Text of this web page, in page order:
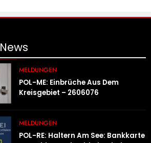
News
MELDUNGEN
POL-ME: Einbrüche Aus Dem
Kreisgebiet – 2606076
MELDUNGEN
POL-RE: Haltern Am See: Bankkarte